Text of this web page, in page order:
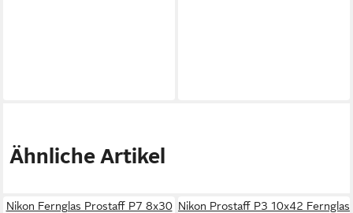
Ähnliche Artikel
Nikon Fernglas Prostaff P7 8x30 Nikon Prostaff P3 10x42 Fernglas